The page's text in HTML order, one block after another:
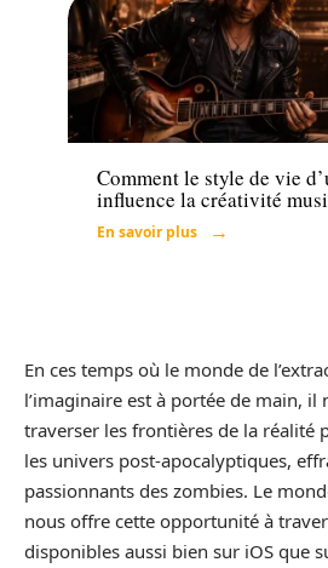
Loisirs
Comment le style de vie
influence la créativité
En savoir plus
En ces temps où le monde de
l’imaginaire est à portée de main, il
traverser les frontières de la réalité
les univers post-apocalyptiques,
passionnants des zombies. Le
nous offre cette opportunité à
disponibles aussi bien sur iOS que